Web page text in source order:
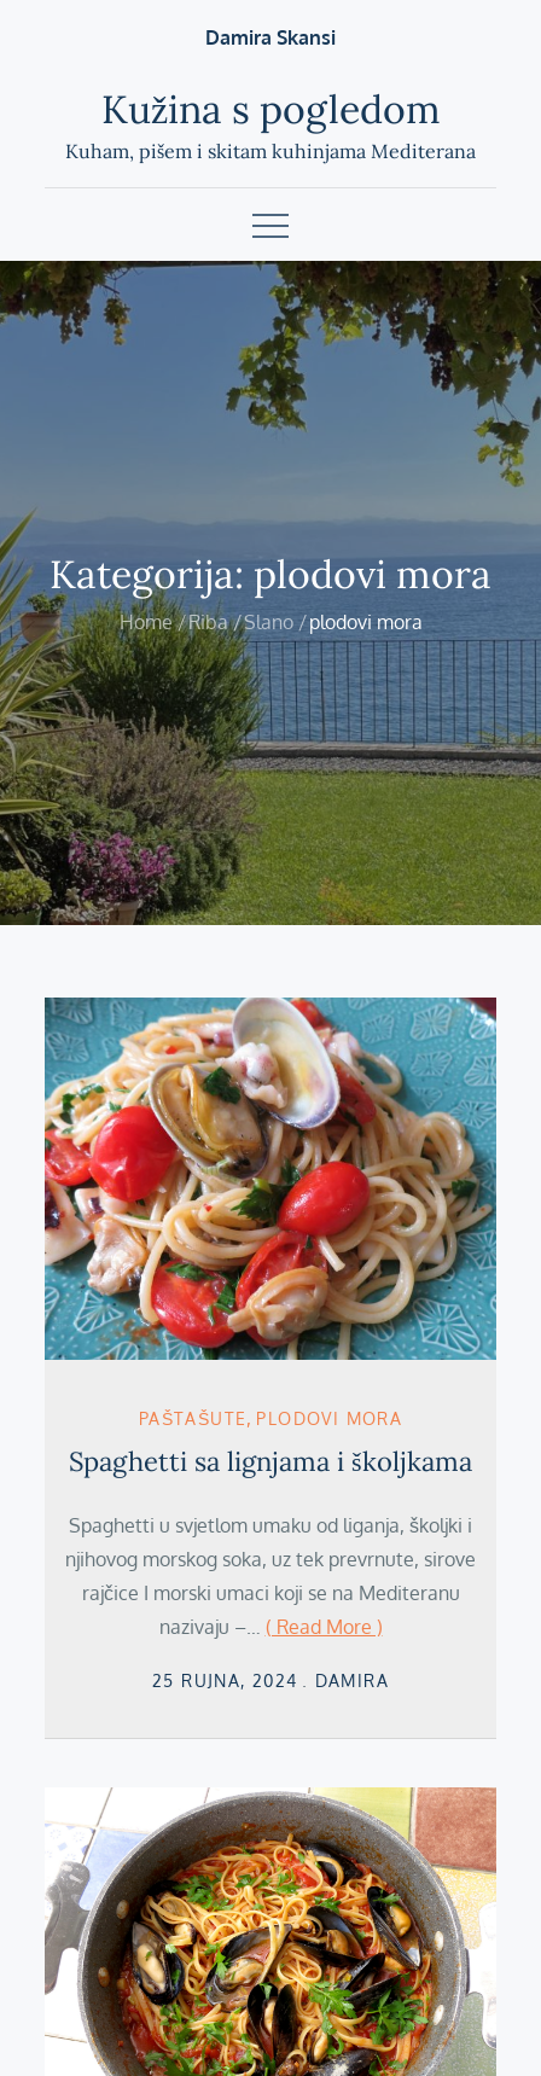
Damira Skansi
Kužina s pogledom
Kuham, pišem i skitam kuhinjama Mediterana
Kategorija: plodovi mora
Home Riba Slano plodovi mora
PAŠTAŠUTE PLODOVI MORA
Spaghetti sa lignjama i školjkama
Spaghetti u svjetlom umaku od liganja, školjki i
njihovog morskog soka, uz tek prevrnute, sirove
rajčice I morski umaci koji se na Mediteranu
nazivaju –… ( Read More )
Posted
25 RUJNA, 2024 DAMIRA